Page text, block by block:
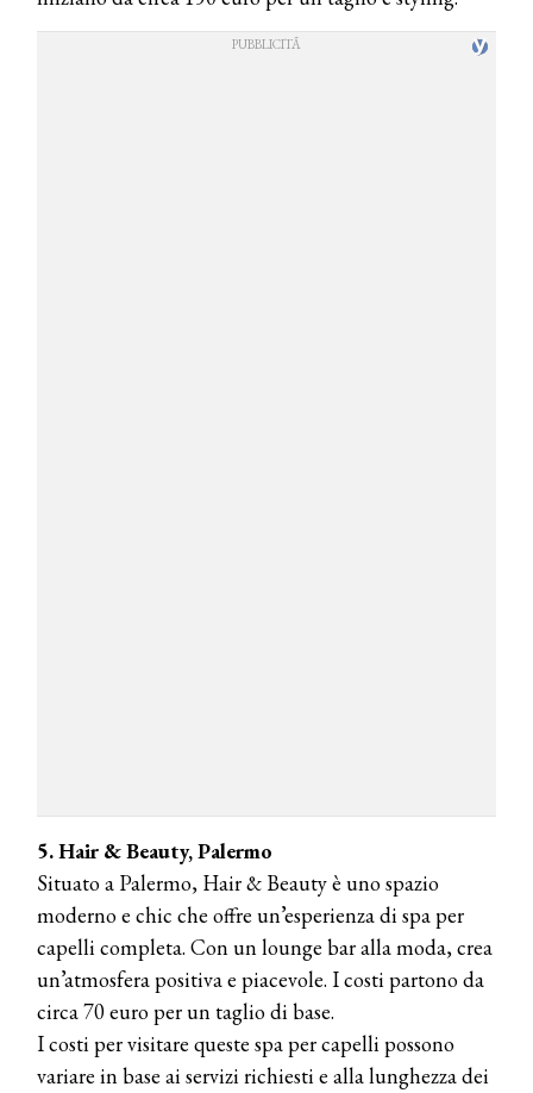
5. Hair & Beauty, Palermo
Situato a Palermo, Hair & Beauty è uno spazio
moderno e chic che offre un’esperienza di spa per
capelli completa. Con un lounge bar alla moda, crea
un’atmosfera positiva e piacevole. I costi partono da
circa 70 euro per un taglio di base.
I costi per visitare queste spa per capelli possono
variare in base ai servizi richiesti e alla lunghezza dei
COTRIL
Continua la carrellata di look firmati
Cotril alla Festa del Cinema di Roma
TONI&GUY
A Natale regala una doppia
TONI&GUY “Feel Good Experience”!